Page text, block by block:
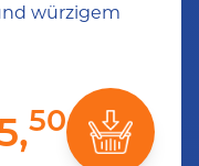
würzigem
50